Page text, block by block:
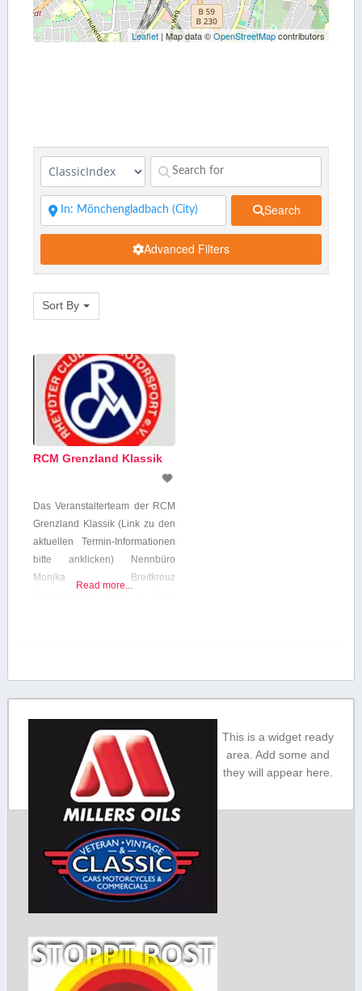
Leaflet | Map data ©OpenStreetMapcontributors
Search
Advanced Filters
Sort By
RCM Grenzland Klassik
Das Veranstalterteam der RCM
Grenzland Klassik (Link zu den
aktuellen Termin-Informationen
bitte anklicken) Nennbüro
Monika Breitkreuz
Umweltbeauftragter Willy
Dressen eMail: treffen@ecr-
classic.de Telef.: 0157-
37147700 Marketing /
Behördenkontakte Winfried
Peters Mail: w.peters@rcm-
klassik.de Telef. 01522-67 38
612 Fahrtleiter Hans Hintzen
eMail: r.fussangel@rcm-
klassik.de Telef. 02166-31457
Koordination Herbert Breitkreuz
Mail: h.breitkreuz@rcm-
Read more...
This is a widget ready
area. Add some and
they will appear here.